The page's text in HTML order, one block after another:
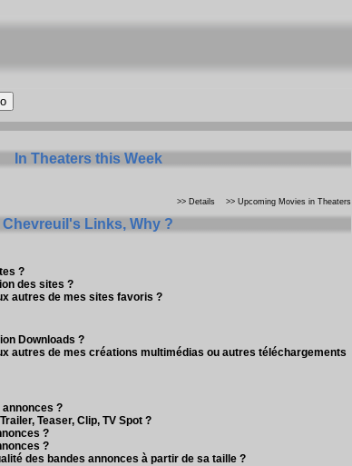
In Theaters this Week
>> Details >> Upcoming Movies in Theaters
Chevreuil's Links, Why ?
?
des sites ?
autres de mes sites favoris ?
Downloads ?
autres de mes créations multimédias ou autres téléchargements
?
Teaser, Clip, TV Spot ?
?
?
des bandes annonces à partir de sa taille ?